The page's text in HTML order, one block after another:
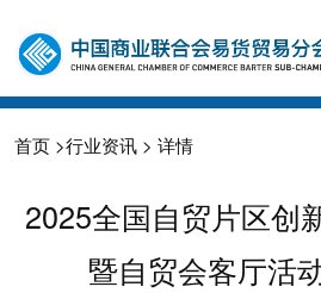
首页 >行业资讯 > 详情
2025全国自贸片区创
暨自贸会客厅活